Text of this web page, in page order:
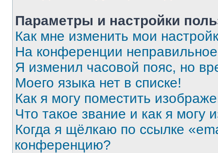
Параметры и настройки
Как мне изменить мои
На конференции
Я изменил часовой пояс, но
Моего языка нет в списке!
Как я могу поместить
Что такое звание и как я могу
Когда я щёлкаю по ссылке
конференцию?